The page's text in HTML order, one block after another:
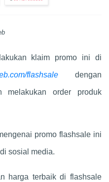
klaim promo ini di
flashsaledengan
melakukan order produk
promo flashsale ini
sosial media.
harga terbaik di flashsale